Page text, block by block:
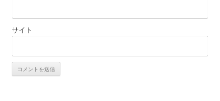
サイト